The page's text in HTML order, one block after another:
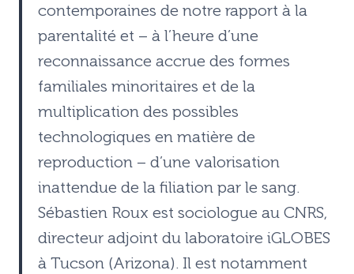
contemporaines de notre rapport à la
parentalité et – à l’heure d’une
reconnaissance accrue des formes
familiales minoritaires et de la
multiplication des possibles
technologiques en matière de
reproduction – d’une valorisation
inattendue de la filiation par le sang.
Sébastien Roux est sociologue au CNRS,
directeur adjoint du laboratoire iGLOBES
à Tucson (Arizona). Il est notamment